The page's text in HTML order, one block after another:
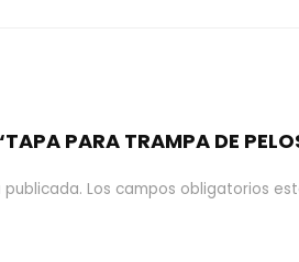
PARA TRAMPA DE
Los campos obligatorios